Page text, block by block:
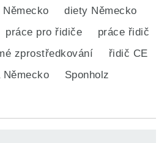
diety Německo
práce pro řidiče
práce řidič
zprostředkování
řidič CE
Sponholz